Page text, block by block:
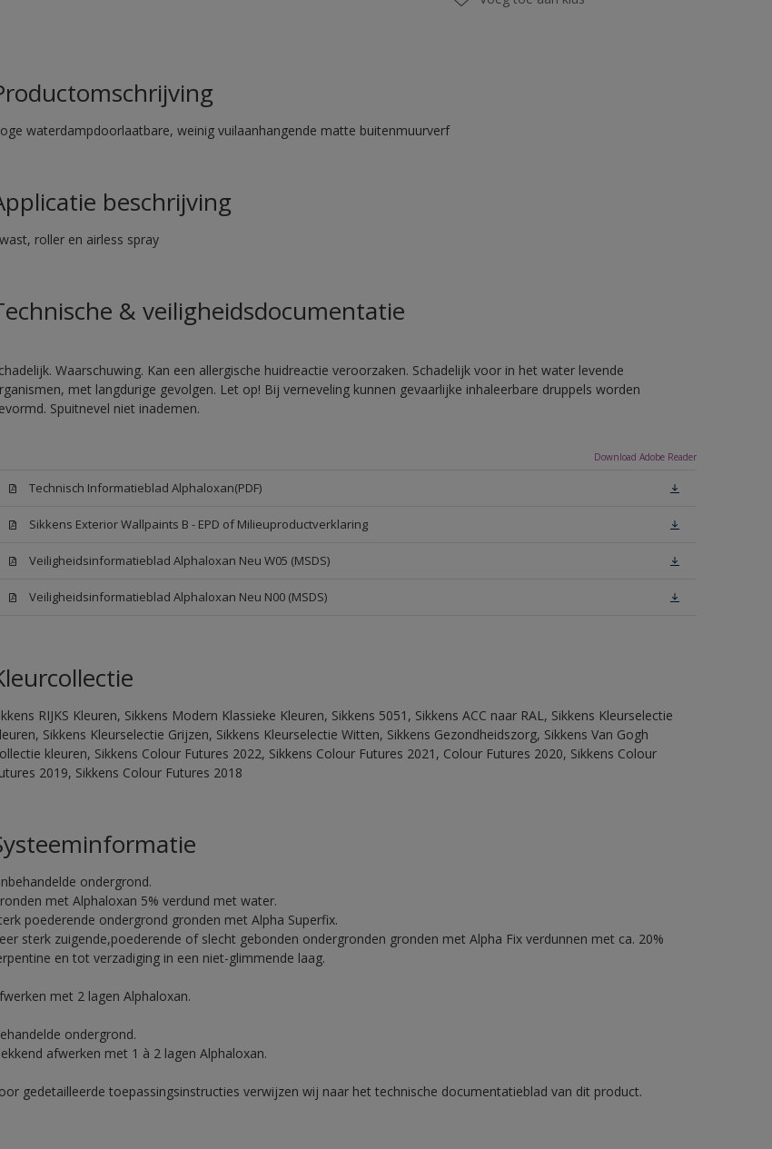
waterdampdoorlaatbare, weinig vuilaanhangende matte buitenmuurverf
beschrijving
roller en airless spray
& veiligheidsdocumentatie
Waarschuwing. Kan een allergische huidreactie veroorzaken. Schadelijk voor in het water levende
met langdurige gevolgen. Let op! Bij verneveling kunnen gevaarlijke inhaleerbare druppels worden
Spuitnevel niet inademen.
Download Adobe Reader
Technisch Informatieblad Alphaloxan(PDF)
Sikkens Exterior Wallpaints B - EPD of Milieuproductverklaring
Veiligheidsinformatieblad Alphaloxan Neu W05 (MSDS)
Veiligheidsinformatieblad Alphaloxan Neu N00 (MSDS)
RIJKS Kleuren, Sikkens Modern Klassieke Kleuren, Sikkens 5051, Sikkens ACC naar RAL, Sikkens Kleurselectie
Sikkens Kleurselectie Grijzen, Sikkens Kleurselectie Witten, Sikkens Gezondheidszorg, Sikkens Van Gogh
kleuren, Sikkens Colour Futures 2022, Sikkens Colour Futures 2021, Colour Futures 2020, Sikkens Colour
2019, Sikkens Colour Futures 2018
ondergrond.
met Alphaloxan 5% verdund met water.
poederende ondergrond gronden met Alpha Superfix.
sterk zuigende,poederende of slecht gebonden ondergronden gronden met Alpha Fix verdunnen met ca. 20%
en tot verzadiging in een niet-glimmende laag.
met 2 lagen Alphaloxan.
ondergrond.
afwerken met 1 à 2 lagen Alphaloxan.
gedetailleerde toepassingsinstructies verwijzen wij naar het technische documentatieblad van dit product.